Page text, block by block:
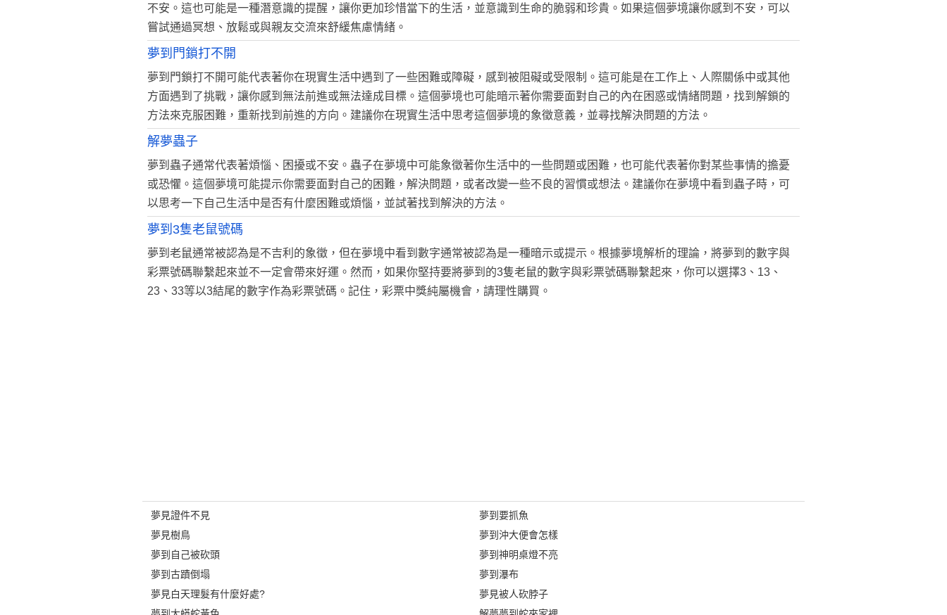
不安。這也可能是一種潛意識的提醒，讓你更加珍惜當下的生活，並意識到生命的脆弱和珍貴。如果這個夢境讓你感到不安，可以
嘗試通過冥想、放鬆或與親友交流來舒緩焦慮情緒。
夢到門鎖打不開
夢到門鎖打不開可能代表著你在現實生活中遇到了一些困難或障礙，感到被阻礙或受限制。這可能是在工作上、人際關係中或其他
方面遇到了挑戰，讓你感到無法前進或無法達成目標。這個夢境也可能暗示著你需要面對自己的內在困惑或情緒問題，找到解鎖的
方法來克服困難，重新找到前進的方向。建議你在現實生活中思考這個夢境的象徵意義，並尋找解決問題的方法。
解夢蟲子
夢到蟲子通常代表著煩惱、困擾或不安。蟲子在夢境中可能象徵著你生活中的一些問題或困難，也可能代表著你對某些事情的擔憂
或恐懼。這個夢境可能提示你需要面對自己的困難，解決問題，或者改變一些不良的習慣或想法。建議你在夢境中看到蟲子時，可
以思考一下自己生活中是否有什麼困難或煩惱，並試著找到解決的方法。
夢到3隻老鼠號碼
夢到老鼠通常被認為是不吉利的象徵，但在夢境中看到數字通常被認為是一種暗示或提示。根據夢境解析的理論，將夢到的數字與
彩票號碼聯繫起來並不一定會帶來好運。然而，如果你堅持要將夢到的3隻老鼠的數字與彩票號碼聯繫起來，你可以選擇3、13、
23、33等以3結尾的數字作為彩票號碼。記住，彩票中獎純屬機會，請理性購買。
夢見證件不見
夢見樹鳥
夢到自己被砍頭
夢到古蹟倒塌
夢見白天理髮有什麼好處?
夢到要抓魚
夢到沖大便會怎樣
夢到神明桌燈不亮
夢到瀑布
夢見被人砍脖子